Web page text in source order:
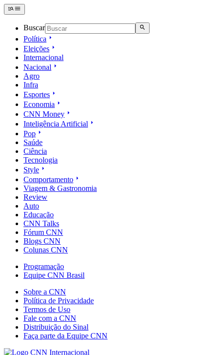
Buscar
Política
Eleições
Internacional
Nacional
Agro
Infra
Esportes
Economia
CNN Money
Inteligência Artificial
Pop
Saúde
Ciência
Tecnologia
Style
Comportamento
Viagem & Gastronomia
Review
Auto
Educação
CNN Talks
Fórum CNN
Blogs CNN
Colunas CNN
Programação
Equipe CNN Brasil
Sobre a CNN
Política de Privacidade
Termos de Uso
Fale com a CNN
Distribuição do Sinal
Faça parte da Equipe CNN